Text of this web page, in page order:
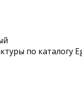
по каталогу